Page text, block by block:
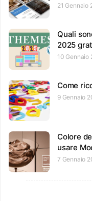
21 Gennaio
Quali
2025
10 Gennaio
Come
9 Gennaio
Colore
usare
7 Gennaio